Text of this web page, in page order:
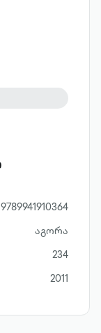
9789941910364
აგორა
234
2011